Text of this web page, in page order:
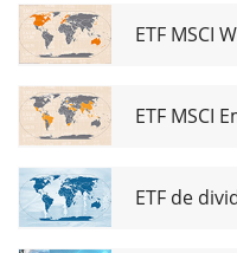
Hedged ETC ETF MSCI